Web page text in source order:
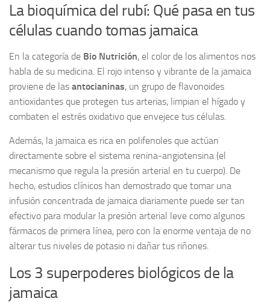
La bioquímica del rubí: Qué pasa en tus
células cuando tomas jamaica
En la categoría de Bio Nutrición, el color de los alimentos nos
habla de su medicina. El rojo intenso y vibrante de la jamaica
proviene de las antocianinas, un grupo de flavonoides
antioxidantes que protegen tus arterias, limpian el hígado y
combaten el estrés oxidativo que envejece tus células.
Además, la jamaica es rica en polifenoles que actúan
directamente sobre el sistema renina-angiotensina (el
mecanismo que regula la presión arterial en tu cuerpo). De
hecho, estudios clínicos han demostrado que tomar una
infusión concentrada de jamaica diariamente puede ser tan
efectivo para modular la presión arterial leve como algunos
fármacos de primera línea, pero con la enorme ventaja de no
alterar tus niveles de potasio ni dañar tus riñones.
Los 3 superpoderes biológicos de la
jamaica